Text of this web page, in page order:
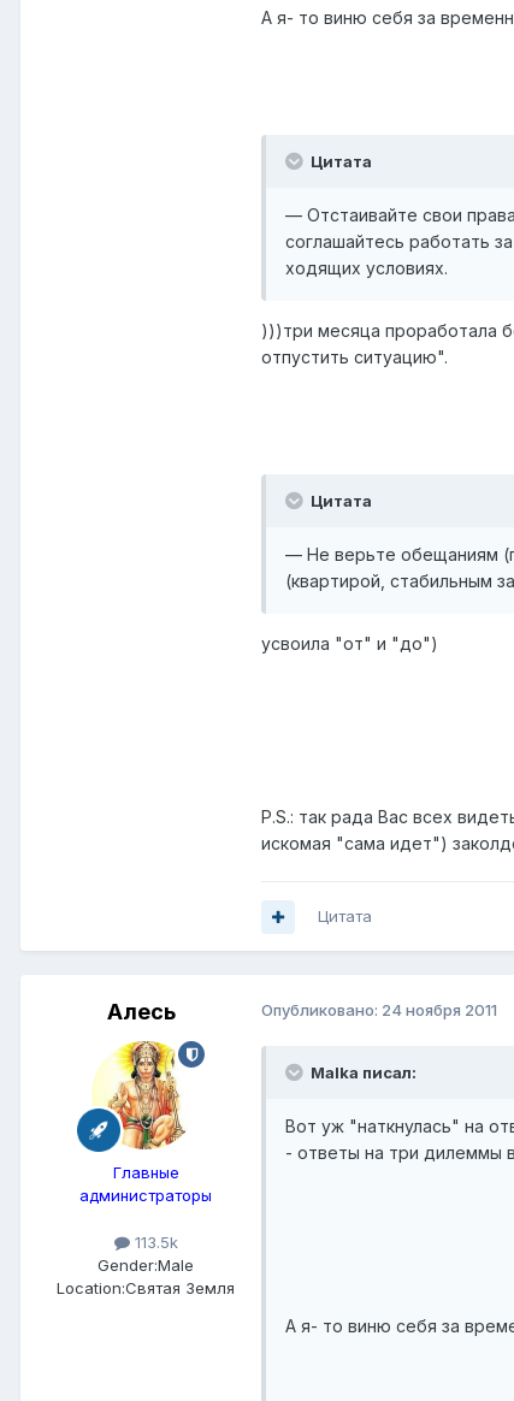
А я- то виню себя за
Цитата
— Отстаивайте свои
соглашайтесь работать
ходящих условиях.
)))три месяца проработала
отпустить ситуацию".
Цитата
— Не верьте обещаниям
(квартирой, стабильным
усвоила "от" и "до")
P.S.: так рада Вас всех
искомая "сама идет")
Цитата
Алесь
Главные
администраторы
113.5k
Gender:Male
Location:Святая Земля
Опубликовано: 24 ноября 2011
Malka писал:
Вот уж "наткнулась" на
- ответы на три дилеммы
А я- то виню себя за